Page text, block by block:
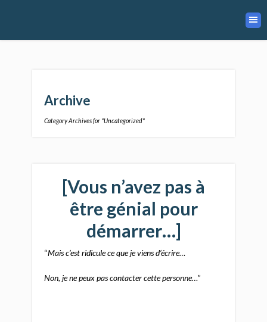
Archive
Category Archives for "Uncategorized"
[Vous n’avez pas à
être génial pour
démarrer…]
“Mais c’est ridicule ce que je viens d’écrire…
Non, je ne peux pas contacter cette personne…”